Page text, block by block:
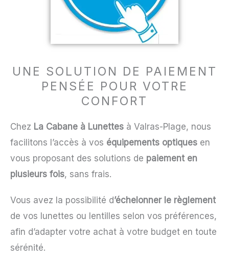
UNE SOLUTION DE PAIEMENT
PENSÉE POUR VOTRE
CONFORT
Chez La Cabane à Lunettes à Valras-Plage, nous
facilitons l’accès à vos équipements optiques en
vous proposant des solutions de paiement en
plusieurs fois, sans frais.
Vous avez la possibilité d’échelonner le règlement
de vos lunettes ou lentilles selon vos préférences,
afin d’adapter votre achat à votre budget en toute
sérénité.